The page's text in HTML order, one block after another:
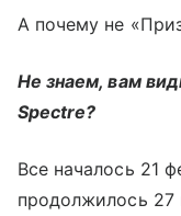
А почему не
Не знаем, вам
Spectre?
Все началось 21
продолжилось 27